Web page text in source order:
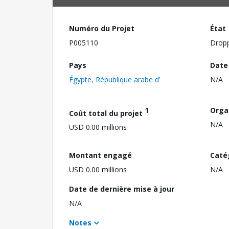
Numéro du Projet
P005110
État
Pays
Égypte, République arabe d’
N/A
Coût total du projet 1
USD 0.00 millions
N/A
Montant engagé
USD 0.00 millions
N/A
Date de dernière mise à jour
N/A
Notes